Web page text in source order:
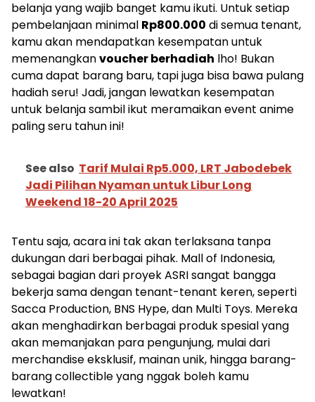
belanja yang wajib banget kamu ikuti. Untuk setiap
pembelanjaan minimal Rp800.000 di semua tenant,
kamu akan mendapatkan kesempatan untuk
memenangkanvoucher berhadiah lho! Bukan
cuma dapat barang baru, tapi juga bisa bawa pulang
hadiah seru! Jadi, jangan lewatkan kesempatan
untuk belanja sambil ikut meramaikan event anime
paling seru tahun ini!
See also Tarif Mulai Rp5.000, LRT Jabodebek
Jadi Pilihan Nyaman untuk Libur Long
Weekend 18-20 April 2025
Tentu saja, acara ini tak akan terlaksana tanpa
dukungan dari berbagai pihak. Mall of Indonesia,
sebagai bagian dari proyek ASRI sangat bangga
bekerja sama dengan tenant-tenant keren, seperti
Sacca Production, BNS Hype, dan Multi Toys. Mereka
akan menghadirkan berbagai produk spesial yang
akan memanjakan para pengunjung, mulai dari
merchandise eksklusif, mainan unik, hingga barang-
barang collectible yang nggak boleh kamu
lewatkan!